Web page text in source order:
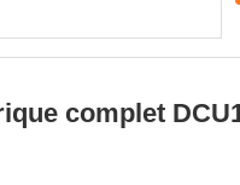
complet